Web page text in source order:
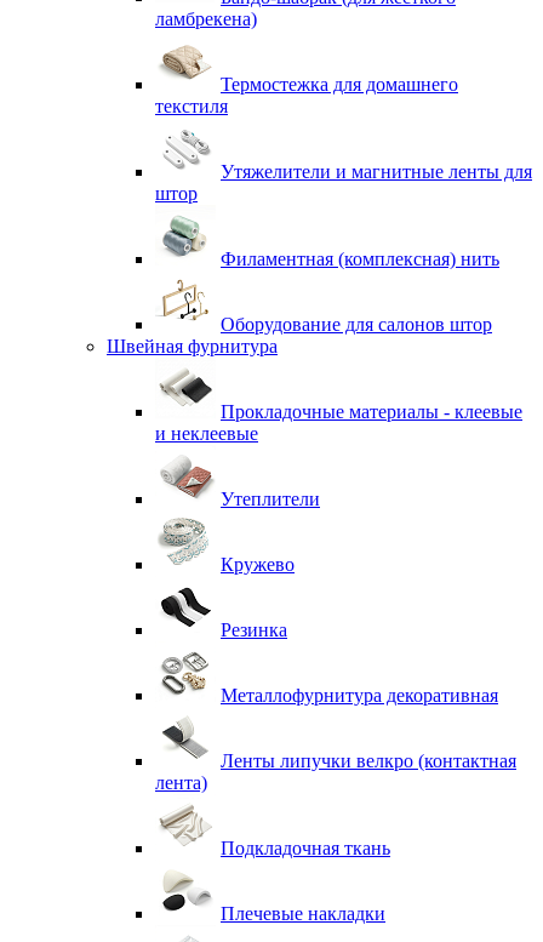
ламбрекена)
Термостежка для домашнего
текстиля
Утяжелители и магнитные ленты для
штор
Филаментная (комплексная) нить
Оборудование для салонов штор
Швейная фурнитура
Прокладочные материалы - клеевые
и неклеевые
Утеплители
Кружево
Резинка
Металлофурнитура декоративная
Ленты липучки велкро (контактная
лента)
Подкладочная ткань
Плечевые накладки